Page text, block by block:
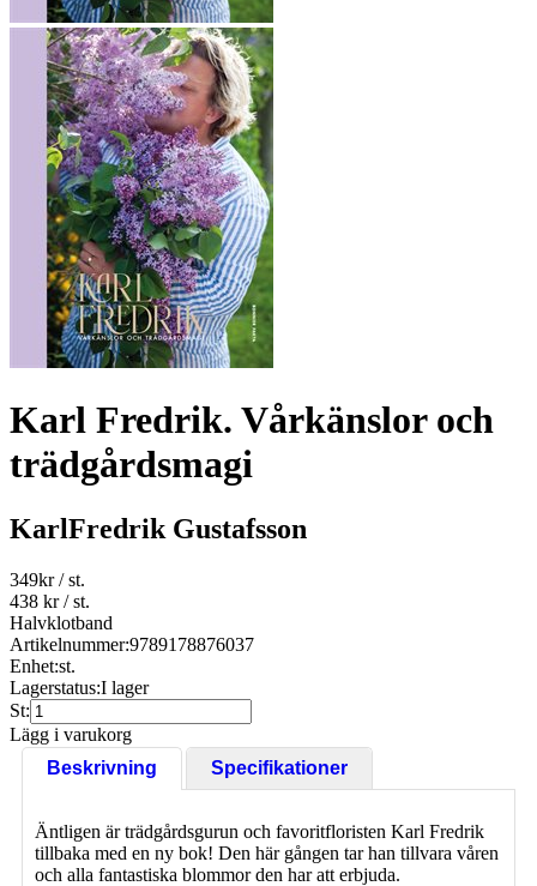
Karl Fredrik. Vårkänslor och
trädgårdsmagi
KarlFredrik Gustafsson
349kr/ st.
438 kr/ st.
Halvklotband
Artikelnummer:9789178876037
Enhet:st.
Lagerstatus:I lager
St:
Lägg i varukorg
Beskrivning
Specifikationer
Äntligen är trädgårdsgurun och favoritfloristen Karl Fredrik
tillbaka med en ny bok! Den här gången tar han tillvara våren
och alla fantastiska blommor den har att erbjuda.